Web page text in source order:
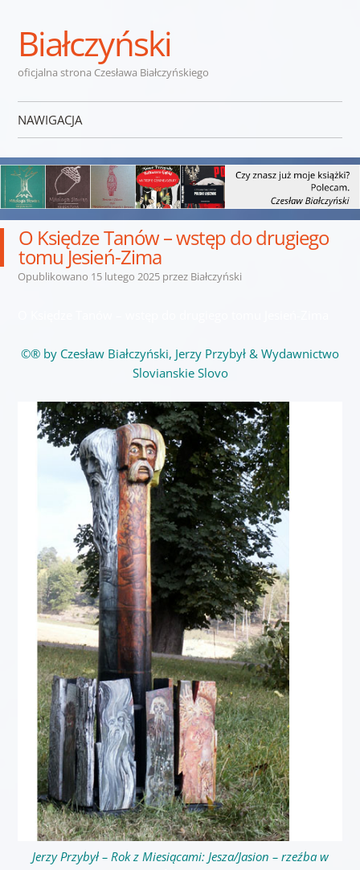
Białczyński
oficjalna strona Czesława Białczyńskiego
NAWIGACJA
O Księdze Tanów – wstęp do drugiego
tomu Jesień-Zima
Opublikowano 15 lutego 2025przez Białczyński
©® by Czesław Białczyński, Jerzy Przybył & Wydawnictwo
Slovianskie Slovo
Jerzy Przybył – Rok z Miesiącami: Jesza/Jasion – rzeźba w